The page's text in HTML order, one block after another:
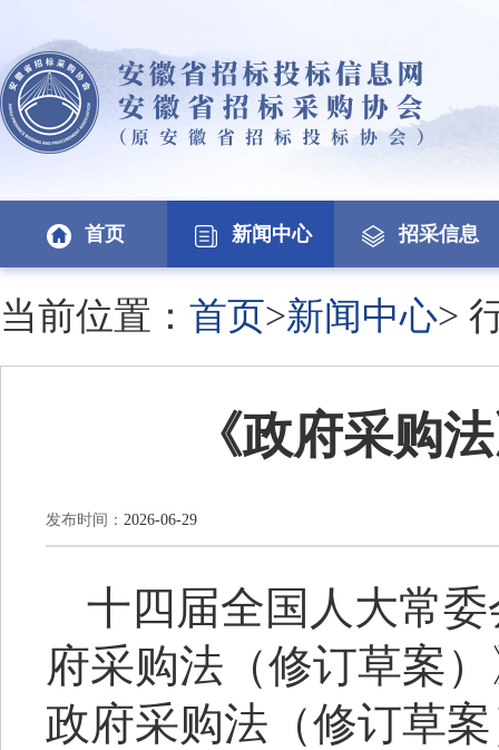
首页 新闻中心 招采信息
当前位置： 首页>新闻中心>
《政府采购
发布时间： 2026-06-29
十四届全国人大常
府采购法（修订草案
政府采购法（修订草